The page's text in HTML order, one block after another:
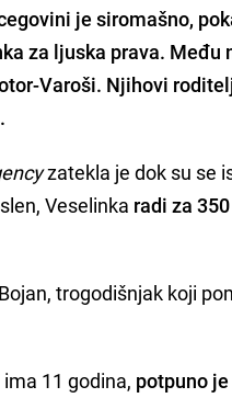
je siromašno,
za ljuska prava. Među
Varoši. Njihovi
zatekla je dok su se
Veselinka radi za
trogodišnjak koji
11 godina, potpuno